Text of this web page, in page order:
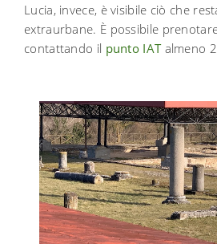
Lucia, invece, è visibile ciò che
extraurbane. È possibile
contattando il punto IATalmeno